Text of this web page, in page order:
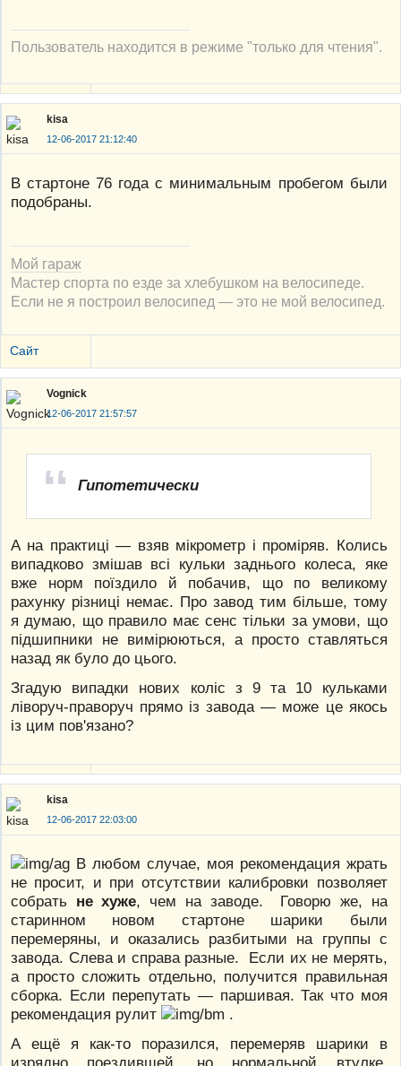
Пользователь находится в режиме "только для чтения".
kisa
12-06-2017 21:12:40
В стартоне 76 года с минимальным пробегом были
подобраны.
Мой гараж
Мастер спорта по езде за хлебушком на велосипеде.
Если не я построил велосипед — это не мой велосипед.
Сайт
Vognick
12-06-2017 21:57:57
Гипотетически
А на практиці — взяв мікрометр і проміряв. Колись
випадково змішав всі кульки заднього колеса, яке
вже норм поїздило й побачив, що по великому
рахунку різниці немає. Про завод тим більше, тому
я думаю, що правило має сенс тільки за умови, що
підшипники не вимірюються, а просто ставляться
назад як було до цього.
Згадую випадки нових коліс з 9 та 10 кульками
ліворуч-праворуч прямо із завода — може це якось
із цим пов'язано?
kisa
12-06-2017 22:03:00
В любом случае, моя рекомендация жрать
не просит, и при отсутствии калибровки позволяет
собрать не хуже, чем на заводе. Говорю же, на
старинном новом стартоне шарики были
перемеряны, и оказались разбитыми на группы с
завода. Слева и справа разные. Если их не мерять,
а просто сложить отдельно, получится правильная
сборка. Если перепутать — паршивая. Так что моя
рекомендация рулит
.
А ещё я как-то поразился, перемеряв шарики в
изрядно поездившей, но нормальной втулке.